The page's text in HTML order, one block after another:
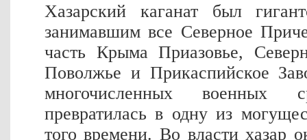
Хазарский каганат был
занимавшим все Северное
часть Крыма Приазовье,
Поволжье и Прикаспийское
многочисленных военных
превратилась в одну из
того времени. Во власти хазар